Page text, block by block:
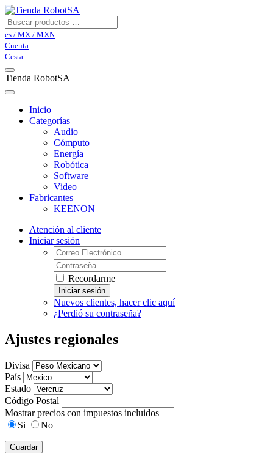
es / MX / MXN
Cuenta
Cesta
Tienda RobotSA
Inicio
Categorías
Audio
Cómputo
Energía
Robótica
Software
Video
Fabricantes
KEENON
Atención al cliente
Iniciar sesión
Recordarme
Iniciar sesión
Nuevos clientes, hacer clic aquí
¿Perdió su contraseña?
Ajustes regionales
Divisa
País
Estado
Código Postal
Mostrar precios con impuestos incluidos
Si
No
Guardar